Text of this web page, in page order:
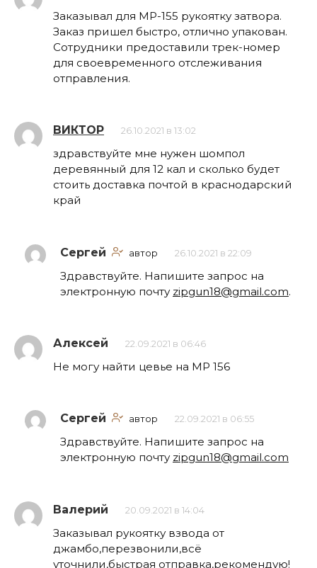
Заказывал для МР-155 рукоятку затвора.
Заказ пришел быстро, отлично упакован.
Сотрудники предоставили трек-номер
для своевременного отслеживания
отправления.
ВИКТОР 26.10.2021 в 13:02
здравствуйте мне нужен шомпол
деревянный для 12 кал и сколько будет
стоить доставка почтой в краснодарский
край
Сергей автор 26.10.2021 в 22:09
Здравствуйте. Напишите запрос на
электронную почту zipgun18@gmail.com.
Алексей 22.09.2021 в 06:46
Не могу найти цевье на МР 156
Сергей автор 22.09.2021 в 06:55
Здравствуйте. Напишите запрос на
электронную почту zipgun18@gmail.com
Валерий 20.09.2021 в 14:04
Заказывал рукоятку взвода от
джамбо,перезвонили,всё
уточнили,быстрая отправка,рекомендую!